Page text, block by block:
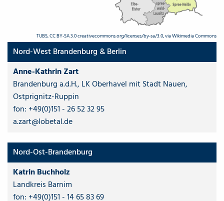
TUBS, CC BY-SA 3.0 creativecommons.org/licenses/by-sa/3.0, via Wikimedia Commons
Nord-West Brandenburg & Berlin
Anne-Kathrin Zart
Brandenburg a.d.H., LK Oberhavel mit Stadt Nauen,
Ostprignitz-Ruppin
fon: +49(0)151 - 26 52 32 95
a.zart@lobetal.de
Nord-Ost-Brandenburg
Katrin Buchholz
Landkreis Barnim
fon: +49(0)151 - 14 65 83 69